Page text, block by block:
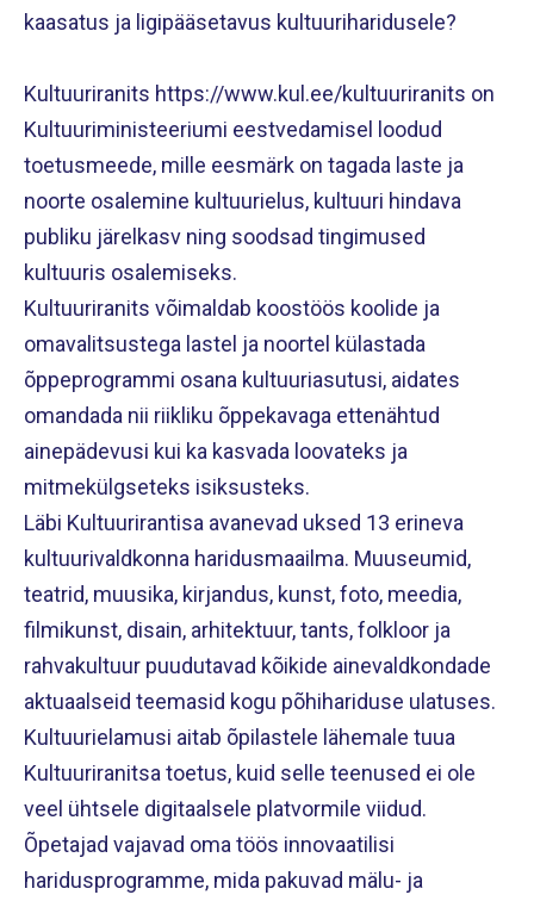
kaasatus ja ligipääsetavus kultuuriharidusele?
Kultuuriranits https://www.kul.ee/kultuuriranits on
Kultuuriministeeriumi eestvedamisel loodud
toetusmeede, mille eesmärk on tagada laste ja
noorte osalemine kultuurielus, kultuuri hindava
publiku järelkasv ning soodsad tingimused
kultuuris osalemiseks.
Kultuuriranits võimaldab koostöös koolide ja
omavalitsustega lastel ja noortel külastada
õppeprogrammi osana kultuuriasutusi, aidates
omandada nii riikliku õppekavaga ettenähtud
ainepädevusi kui ka kasvada loovateks ja
mitmekülgseteks isiksusteks.
Läbi Kultuurirantisa avanevad uksed 13 erineva
kultuurivaldkonna haridusmaailma. Muuseumid,
teatrid, muusika, kirjandus, kunst, foto, meedia,
filmikunst, disain, arhitektuur, tants, folkloor ja
rahvakultuur puudutavad kõikide ainevaldkondade
aktuaalseid teemasid kogu põhihariduse ulatuses.
Kultuurielamusi aitab õpilastele lähemale tuua
Kultuuriranitsa toetus, kuid selle teenused ei ole
veel ühtsele digitaalsele platvormile viidud.
Õpetajad vajavad oma töös innovaatilisi
haridusprogramme, mida pakuvad mälu- ja